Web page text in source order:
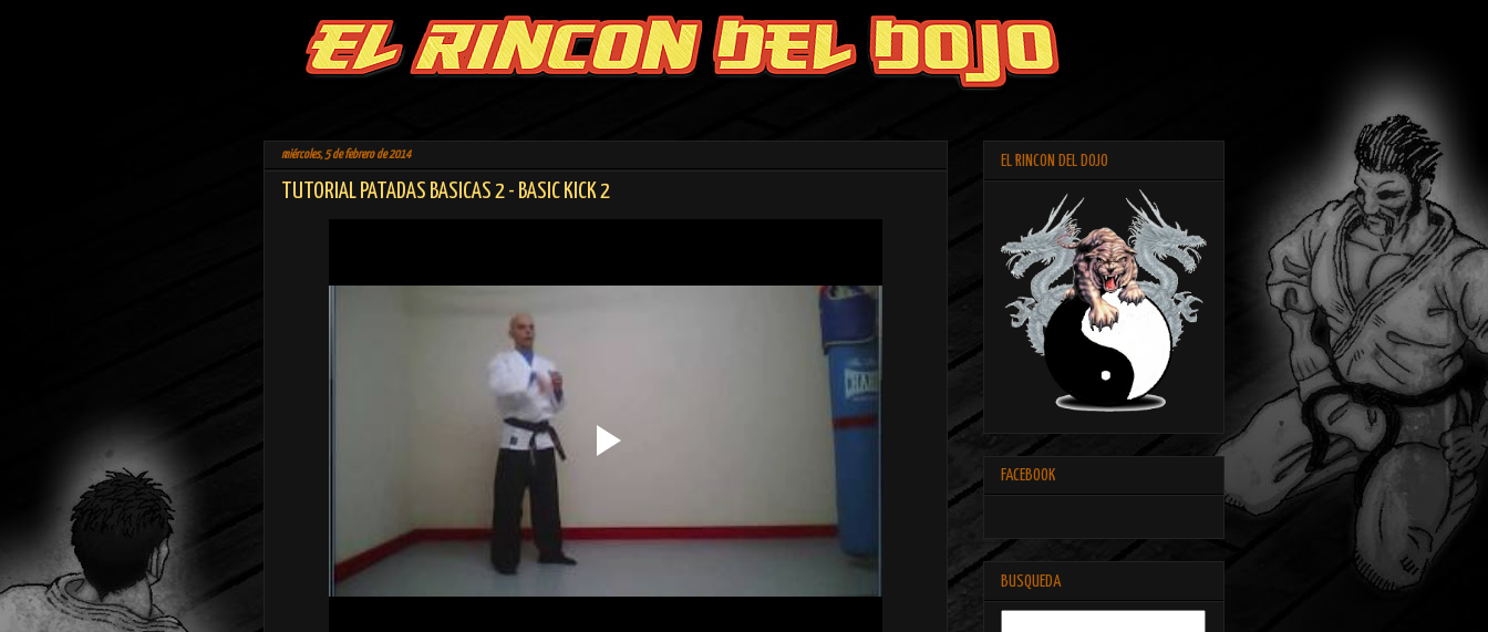
miércoles, 5 de febrero de 2014
TUTORIAL PATADAS BASICAS 2 - BASIC KICK 2
EL RINCON DEL DOJO
FACEBOOK
BUSQUEDA